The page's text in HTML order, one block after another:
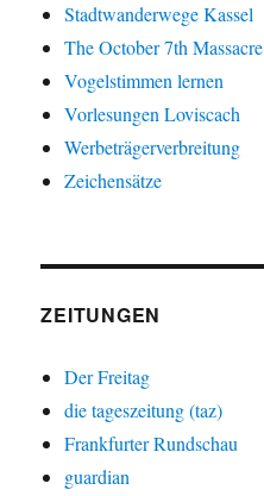
Stadtwanderwege Kassel
The October 7th Massacre
Vogelstimmen lernen
Vorlesungen Loviscach
Werbeträgerverbreitung
Zeichensätze
ZEITUNGEN
Der Freitag
die tageszeitung (taz)
Frankfurter Rundschau
guardian